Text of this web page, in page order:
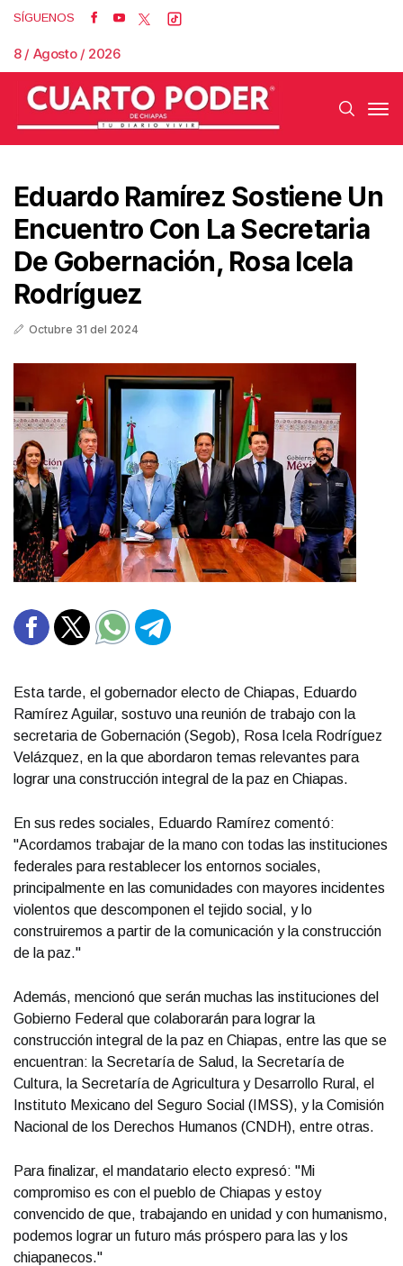
SÍGUENOS
8 / Agosto / 2026
Eduardo Ramírez Sostiene Un
Encuentro Con La Secretaria
De Gobernación, Rosa Icela
Rodríguez
Octubre 31 del 2024
Esta tarde, el gobernador electo de Chiapas, Eduardo
Ramírez Aguilar, sostuvo una reunión de trabajo con la
secretaria de Gobernación (Segob), Rosa Icela Rodríguez
Velázquez, en la que abordaron temas relevantes para
lograr una construcción integral de la paz en Chiapas.
En sus redes sociales, Eduardo Ramírez comentó:
"Acordamos trabajar de la mano con todas las instituciones
federales para restablecer los entornos sociales,
principalmente en las comunidades con mayores incidentes
violentos que descomponen el tejido social, y lo
construiremos a partir de la comunicación y la construcción
de la paz."
Además, mencionó que serán muchas las instituciones del
Gobierno Federal que colaborarán para lograr la
construcción integral de la paz en Chiapas, entre las que se
encuentran: la Secretaría de Salud, la Secretaría de
Cultura, la Secretaría de Agricultura y Desarrollo Rural, el
Instituto Mexicano del Seguro Social (IMSS), y la Comisión
Nacional de los Derechos Humanos (CNDH), entre otras.
Para finalizar, el mandatario electo expresó: "Mi
compromiso es con el pueblo de Chiapas y estoy
convencido de que, trabajando en unidad y con humanismo,
podemos lograr un futuro más próspero para las y los
chiapanecos."